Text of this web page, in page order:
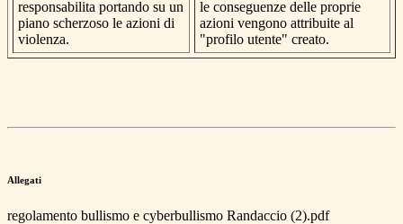
responsabilita portando su un
piano scherzoso le azioni di
violenza.
le conseguenze delle proprie
azioni vengono attribuite al
"profilo utente" creato.
Allegati
regolamento bullismo e cyberbullismo Randaccio (2).pdf